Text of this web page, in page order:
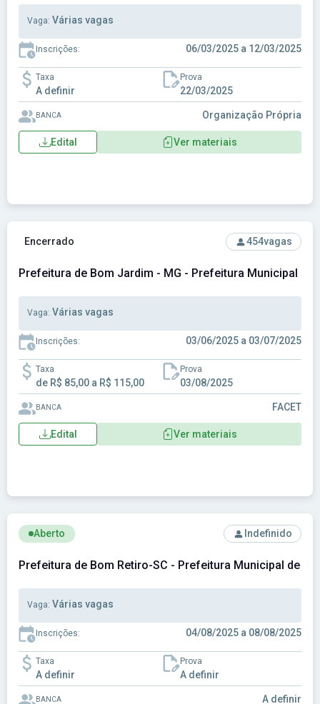
Vaga: Várias vagas
Inscrições: 06/03/2025 a 12/03/2025
Taxa
A definir
Prova
22/03/2025
BANCA Organização Própria
Edital Ver materiais
Ver concurso: Prefeitura de Bom Jardim - MG - Prefeitura
Encerrado 454vagas
Prefeitura de Bom Jardim - MG - Prefeitura Municipal de
Vaga: Várias vagas
Inscrições: 03/06/2025 a 03/07/2025
Taxa
de R$ 85,00 a R$ 115,00
Prova
03/08/2025
BANCA FACET
Edital Ver materiais
Ver concurso: Prefeitura de Bom Retiro-SC - Prefeitura
Aberto Indefinido
Prefeitura de Bom Retiro-SC - Prefeitura Municipal de
Vaga: Várias vagas
Inscrições: 04/08/2025 a 08/08/2025
Taxa
A definir
Prova
A definir
BANCA A definir